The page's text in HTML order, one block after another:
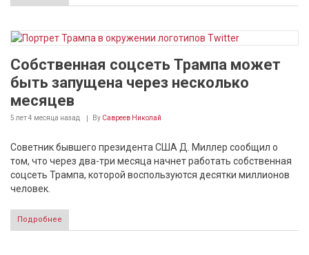
Собственная соцсеть Трампа может
быть запущена через несколько
месяцев
5 лет 4 месяца назад By Савреев Николай
Советник бывшего президента США Д. Миллер сообщил о
том, что через два-три месяца начнет работать собственная
соцсеть Трампа, которой воспользуются десятки миллионов
человек.
Подробнее